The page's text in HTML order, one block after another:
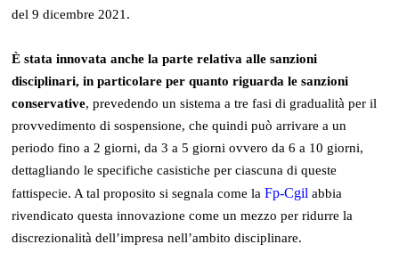
del 9 dicembre 2021.
È stata innovata anche la parte relativa alle sanzioni
disciplinari, in particolare per quanto riguarda le sanzioni
conservative, prevedendo un sistema a tre fasi di gradualità per il
provvedimento di sospensione, che quindi può arrivare a un
periodo fino a 2 giorni, da 3 a 5 giorni ovvero da 6 a 10 giorni,
dettagliando le specifiche casistiche per ciascuna di queste
fattispecie. A tal proposito si segnala come laFp-Cgil abbia
rivendicato questa innovazione come un mezzo per ridurre la
discrezionalità dell’impresa nell’ambito disciplinare.